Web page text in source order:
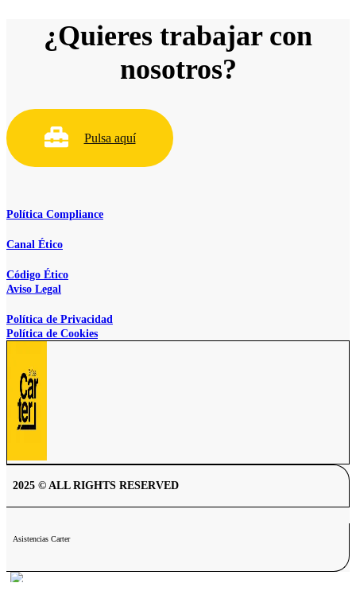
¿Quieres trabajar con
nosotros?
Pulsa aquí
Política Compliance
Canal Ético
Código Ético
Aviso Legal
Política de Privacidad
Política de Cookies
2025 © ALL RIGHTS RESERVED
Asistencias Carter